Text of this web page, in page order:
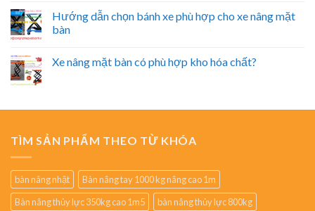
Hướng dẫn chọn bánh xe phù hợp cho xe nâng mặt
bàn
Xe nâng mặt bàn có phù hợp kho hóa chất?
TÌM SẢN PHẨM THEO TỪ KHÓA
bàn nâng nhật
Bàn nâng tay 1000 kg nâng cao 1m
Bàn nâng thủy lực 350kg cao 1m5
bàn nâng thủy lực 800kg